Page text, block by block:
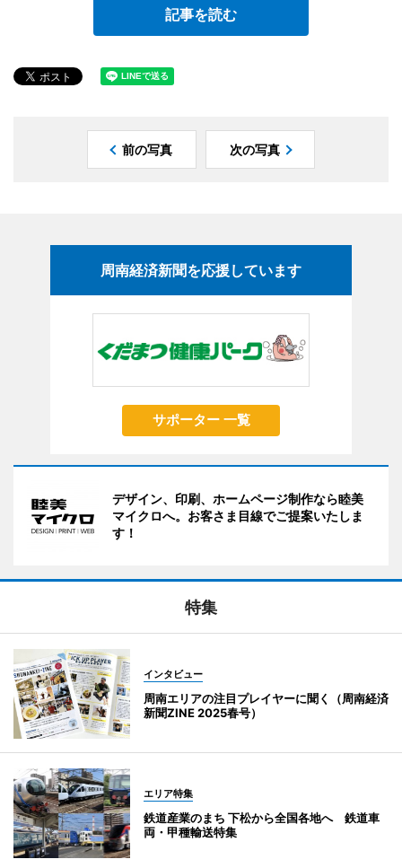
記事を読む
前の写真 次の写真
周南経済新聞を応援しています
サポーター 一覧
デザイン、印刷、ホームページ制作なら睦美
マイクロへ。お客さま目線でご提案いたしま
す！
特集
インタビュー
周南エリアの注目プレイヤーに聞く（周南経済
新聞ZINE 2025春号）
エリア特集
鉄道産業のまち 下松から全国各地へ 鉄道車
両・甲種輸送特集